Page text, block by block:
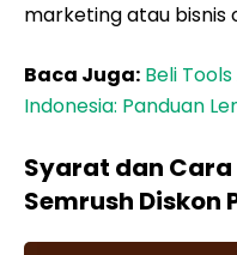
marketing atau bisnis
Baca Juga: Beli
Indonesia: Panduan
Syarat dan
Semrush Diskon